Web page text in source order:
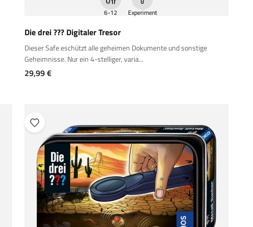
6-12 Experiment
Die drei ??? Digitaler Tresor
Dieser Safe eschützt alle geheimen Dokumente und sonstige
Geheimnisse. Nur ein 4-stelliger, varia...
Angebot
29,99 €